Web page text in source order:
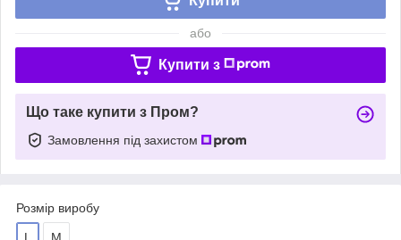
або
Купити з
Що таке купити з Пром?
Замовлення під захистом
Розмір виробу
L M